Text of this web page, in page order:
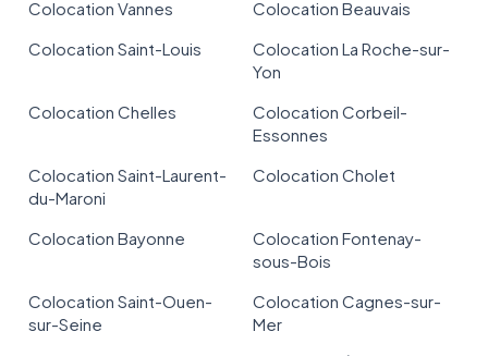
Colocation Vannes
Colocation Beauvais
Colocation Saint-Louis
Colocation La Roche-sur-
Yon
Colocation Chelles
Colocation Corbeil-
Essonnes
Colocation Saint-Laurent-
du-Maroni
Colocation Cholet
Colocation Bayonne
Colocation Fontenay-
sous-Bois
Colocation Saint-Ouen-
sur-Seine
Colocation Cagnes-sur-
Mer